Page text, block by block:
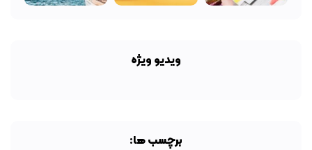
ویدیو ویژه
برچسب ها: